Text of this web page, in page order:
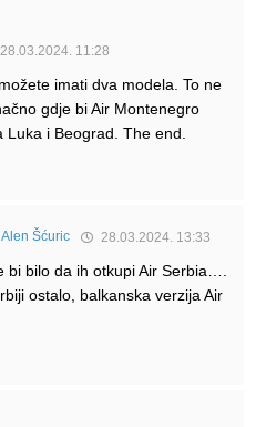
28.03.2024. 11:28
imati dva modela. To ne
gdje bi Air Montenegro
Luka i Beograd. The end.
Alen Šćuric 28.03.2024. 13:33
bilo da ih otkupi Air Serbia….
ostalo, balkanska verzija Air